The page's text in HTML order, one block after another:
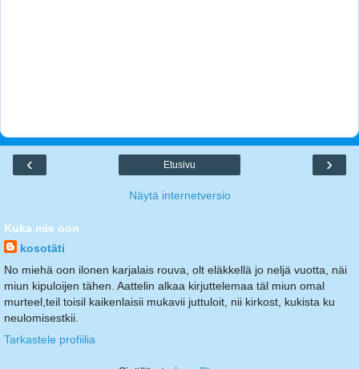
‹ ›
Etusivu
Näytä internetversio
Kuka mie oon
kosotäti
No miehä oon ilonen karjalais rouva, olt eläkkellä jo neljä vuotta, näi
miun kipuloijen tähen. Aattelin alkaa kirjuttelemaa täl miun omal
murteel,teil toisil kaikenlaisii mukavii juttuloit, nii kirkost, kukista ku
neulomisestkii.
Tarkastele profiilia